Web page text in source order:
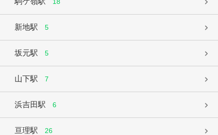
18
新地駅 5
坂元駅 5
山下駅 7
浜吉田駅 6
亘理駅 26